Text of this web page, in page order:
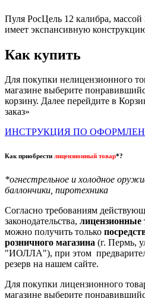
Пуля РосЦель 12 калибра, массой
имеет экспансивную
Как купить
Для покупки нелицензионного
магазине выберите
корзину. Далее перейдите в
заказ»
ИНСТРУКЦИЯ ПО
Как приобрести лицензионный товар*?
*огнестрельное и холодное
баллончики, пиротехника
Согласно требованиям
законодательства, лицензионные
можно получить только
розничного магазина (г. Пермь,
"ИОЛЛА"), при этом
резерв на нашем сайте.
Для покупки лицензионного
магазине выберите